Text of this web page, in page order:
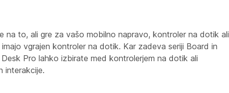
na to, ali gre za vašo mobilno napravo, kontroler na dotik ali
vgrajen kontroler na dotik. Kar zadeva seriji Board in
Pro lahko izbirate med kontrolerjem na dotik ali
interakcije.